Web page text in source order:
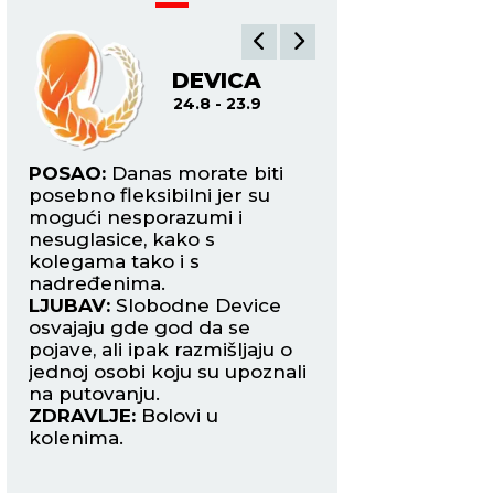
DEVICA
24.8 - 23.9
POSAO: Danas morate biti
posebno fleksibilni jer su
mogući nesporazumi i
nesuglasice, kako s
kolegama tako i s
nadređenima.
LJUBAV: Slobodne Device
osvajaju gde god da se
pojave, ali ipak razmišljaju o
jednoj osobi koju su upoznali
na putovanju.
ZDRAVLJE: Bolovi u
kolenima.